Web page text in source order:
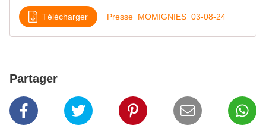
Télécharger Presse_MOMIGNIES_03-08-24
Partager